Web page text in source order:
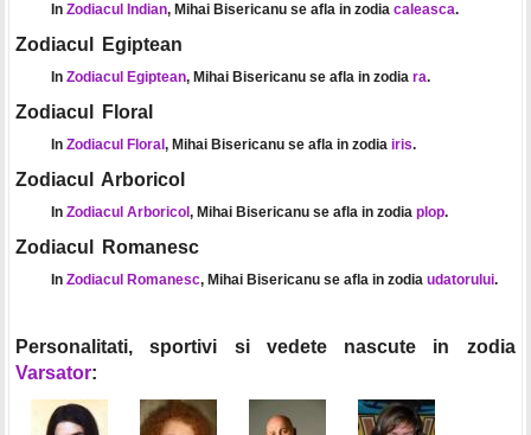
In Zodiacul Indian, Mihai Bisericanu se afla in zodia caleasca.
Zodiacul Egiptean
In Zodiacul Egiptean, Mihai Bisericanu se afla in zodia ra.
Zodiacul Floral
In Zodiacul Floral, Mihai Bisericanu se afla in zodia iris.
Zodiacul Arboricol
In Zodiacul Arboricol, Mihai Bisericanu se afla in zodia plop.
Zodiacul Romanesc
In Zodiacul Romanesc, Mihai Bisericanu se afla in zodia udatorului.
Personalitati, sportivi si vedete nascute in zodia
Varsator: